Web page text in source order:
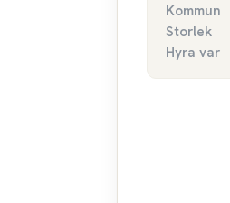
Kommun
Storlek
Hyra var